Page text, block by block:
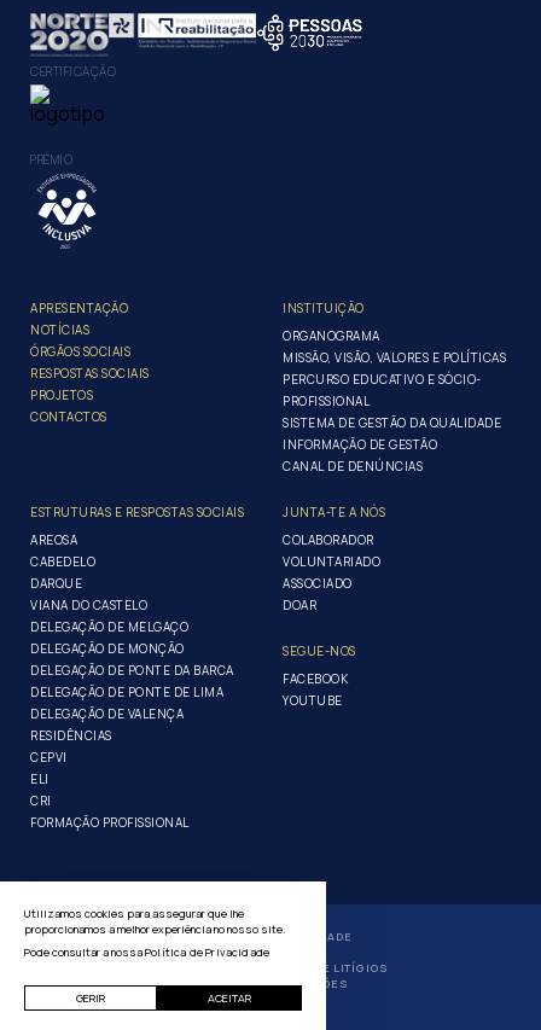
CERTIFICAÇÃO
PRÉMIO
APRESENTAÇÃO
NOTÍCIAS
ÓRGÃOS SOCIAIS
RESPOSTAS SOCIAIS
PROJETOS
CONTACTOS
INSTITUIÇÃO
ORGANOGRAMA
MISSÃO, VISÃO, VALORES E POLÍTICAS
PERCURSO EDUCATIVO E SÓCIO-
PROFISSIONAL
SISTEMA DE GESTÃO DA QUALIDADE
INFORMAÇÃO DE GESTÃO
CANAL DE DENÚNCIAS
ESTRUTURAS E RESPOSTAS SOCIAIS
AREOSA
CABEDELO
DARQUE
VIANA DO CASTELO
DELEGAÇÃO DE MELGAÇO
DELEGAÇÃO DE MONÇÃO
DELEGAÇÃO DE PONTE DA BARCA
DELEGAÇÃO DE PONTE DE LIMA
DELEGAÇÃO DE VALENÇA
RESIDÊNCIAS
CEPVI
ELI
CRI
FORMAÇÃO PROFISSIONAL
JUNTA-TE A NÓS
COLABORADOR
VOLUNTARIADO
ASSOCIADO
DOAR
SEGUE-NOS
FACEBOOK
YOUTUBE
POLÍTICA DE PRIVACIDADE
GERIR COOKIES
RESOLUÇÃO ALTERNATIVA DE LITÍGIOS
LIVRO DE RECLAMAÇÕES
Utilizamos cookies para assegurar que lhe
proporcionamos a melhor experiência no nosso site.
Pode consultar a nossaPolítica de Privacidade
GERIR ACEITAR